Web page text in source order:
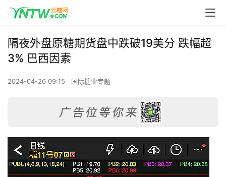
隔夜外盘原糖期货盘中跌破19美分 跌幅超
3% 巴西因素
2024-04-26 09:15 国际糖业专题